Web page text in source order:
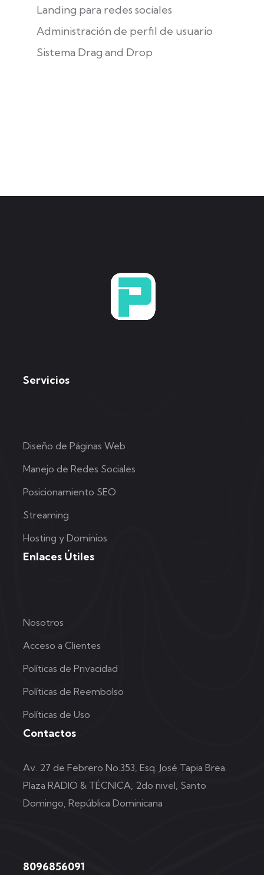
Landing para redes sociales
Administración de perfil de usuario
Sistema Drag and Drop
Servicios
Diseño de Páginas Web
Manejo de Redes Sociales
Posicionamiento SEO
Streaming
Hosting y Dominios
Enlaces Útiles
Nosotros
Acceso a Clientes
Políticas de Privacidad
Políticas de Reembolso
Políticas de Uso
Contactos
Av. 27 de Febrero No.353, Esq. José Tapia Brea.
Plaza RADIO & TÉCNICA, 2do nivel, Santo
Domingo, República Dominicana
8096856091